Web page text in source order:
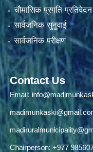
चौमासिक प्रगति प्रतिवेदन
सार्वजनिक सुनुवाई
सार्वजनिक परीक्षण
Contact Us
Email:
Chairperson: +977